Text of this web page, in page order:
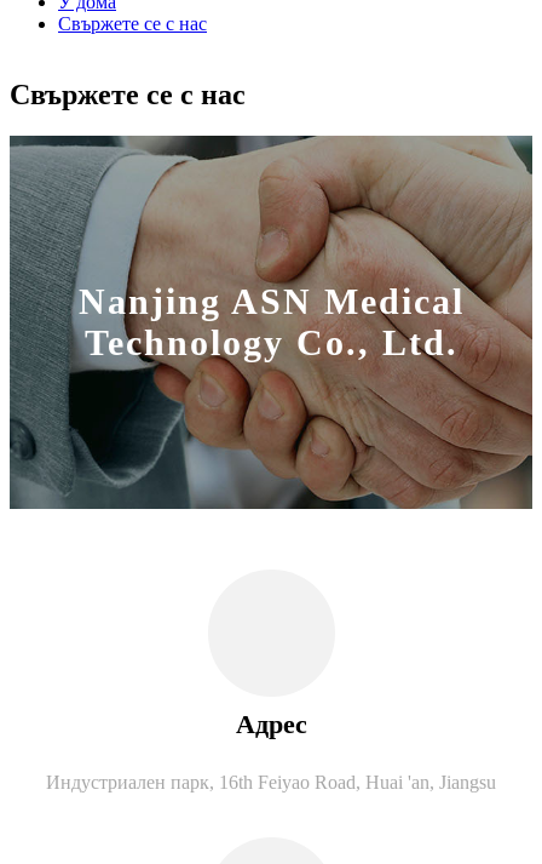
Свържете се с нас
Свържете се с нас
Nanjing ASN Medical
Technology Co., Ltd.
Адрес
Индустриален парк, 16th Feiyao Road, Huai 'an, Jiangsu